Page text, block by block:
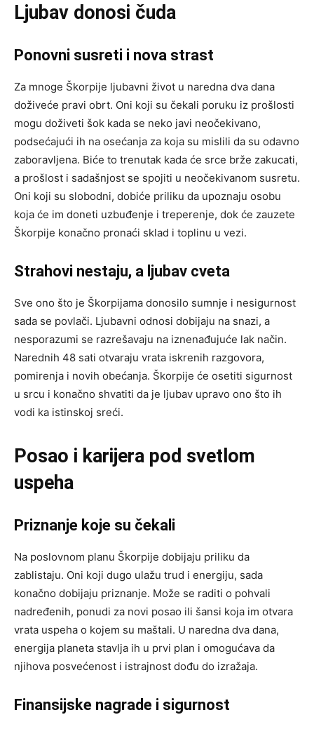
Ljubav donosi čuda
Ponovni susreti i nova strast
Za mnoge Škorpije ljubavni život u naredna dva dana
doživeće pravi obrt. Oni koji su čekali poruku iz prošlosti
mogu doživeti šok kada se neko javi neočekivano,
podsećajući ih na osećanja za koja su mislili da su odavno
zaboravljena. Biće to trenutak kada će srce brže zakucati,
a prošlost i sadašnjost se spojiti u neočekivanom susretu.
Oni koji su slobodni, dobiće priliku da upoznaju osobu
koja će im doneti uzbuđenje i treperenje, dok će zauzete
Škorpije konačno pronaći sklad i toplinu u vezi.
Strahovi nestaju, a ljubav cveta
Sve ono što je Škorpijama donosilo sumnje i nesigurnost
sada se povlači. Ljubavni odnosi dobijaju na snazi, a
nesporazumi se razrešavaju na iznenađujuće lak način.
Narednih 48 sati otvaraju vrata iskrenih razgovora,
pomirenja i novih obećanja. Škorpije će osetiti sigurnost
u srcu i konačno shvatiti da je ljubav upravo ono što ih
vodi ka istinskoj sreći.
Posao i karijera pod svetlom
uspeha
Priznanje koje su čekali
Na poslovnom planu Škorpije dobijaju priliku da
zablistaju. Oni koji dugo ulažu trud i energiju, sada
konačno dobijaju priznanje. Može se raditi o pohvali
nadređenih, ponudi za novi posao ili šansi koja im otvara
vrata uspeha o kojem su maštali. U naredna dva dana,
energija planeta stavlja ih u prvi plan i omogućava da
njihova posvećenost i istrajnost dođu do izražaja.
Finansijske nagrade i sigurnost